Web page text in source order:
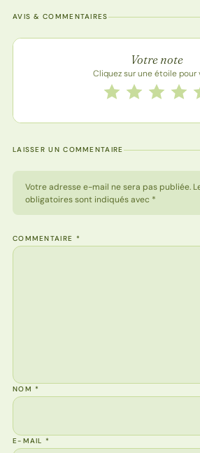
AVIS & COMMENTAIRES
Note de la recette
Votre note
Cliquez sur une étoile pour
Notez cette 4
3
2 étoiles
1 étoile
LAISSER UN COMMENTAIRE
Votre adresse e-mail ne sera pas publiée.
obligatoires sont indiqués avec *
COMMENTAIRE *
NOM*
E-MAIL*